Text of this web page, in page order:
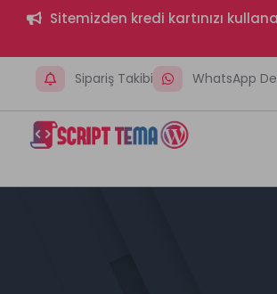
Sitemizden kredi kartınızı
Sipariş Takibi WhatsApp